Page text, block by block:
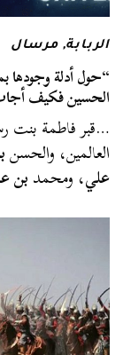
الربابة,مرسال
“حول أدلة وجودها
الحسين فكيف
…قبر فاطمة بنت
العالمين، والحسن
علي، ومحمدبن